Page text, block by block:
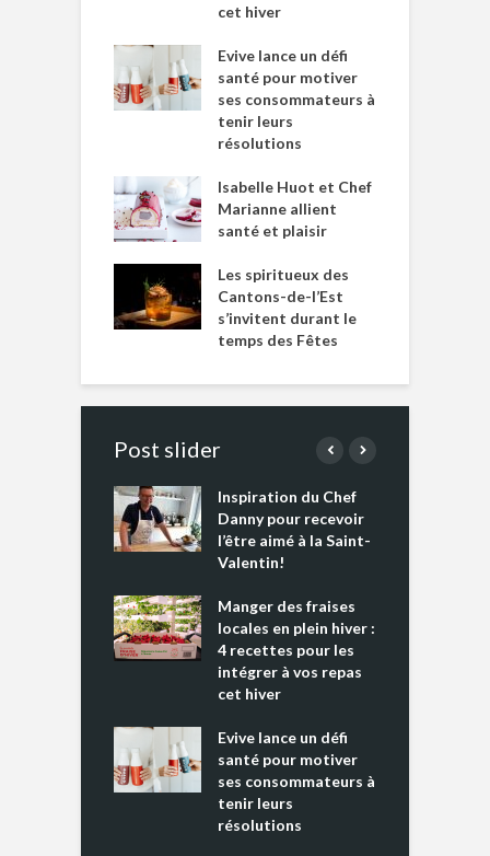
cet hiver
Evive lance un défi
santé pour motiver
ses consommateurs à
tenir leurs
résolutions
Isabelle Huot et Chef
Marianne allient
santé et plaisir
Les spiritueux des
Cantons-de-l’Est
s’invitent durant le
temps des Fêtes
Post slider
Inspiration du Chef
Danny pour recevoir
l’être aimé à la Saint-
Valentin!
Manger des fraises
locales en plein hiver :
4 recettes pour les
intégrer à vos repas
cet hiver
Evive lance un défi
santé pour motiver
ses consommateurs à
tenir leurs
résolutions